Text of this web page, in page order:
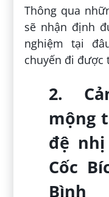
Thông qua
sẽ nhận định
nghiệm tại
chuyến đi được
2.
mộng
đệ nhị
Cốc
Bình